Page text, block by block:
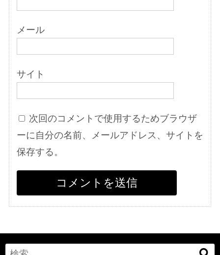
メール
サイト
次回のコメントで使用するためブラウザ
ーに自分の名前、メールアドレス、サイトを
保存する。